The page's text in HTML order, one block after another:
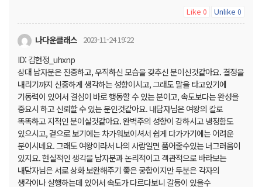
Like 0 Unlike 0
나다운클래스 2023-11-24 19:22
ID: 김현정_uhxnp
상대 남자분은 진중하고, 우직하신 모습을 갖추신 분이신것같아요. 결정을
내리기까지 신중하게 생각하는 성향이시고, 그래도 말을 타고있기에
기동력이 있어서 결심이 바로 행동할 수 있는 분이고, 속도보다는 완성을
중요시 하고 신뢰할 수 있는 분인것같아요. 내담자님은 여왕의 칼로
똑똑하고 지적인 분이실것같아요. 완벽주의 성향이 강하시고 냉정함도
있으시고, 겉으로 보기에는 차가워보이셔서 쉽게 다가가기에는 어려운
분이시네요. 그래도 여왕이라서 나의 사람일면 품어줄수있는 너그러움이
있지요. 현실적인 생각을 남자분과 논리적이고 객관적으로 바라보는
내담자님은 서로 상화 보완해주기 좋은 궁합이지만 두분은 각자의
생각이나 실행하는데 있어서 속도가 다르다보니 갈등이 있을수